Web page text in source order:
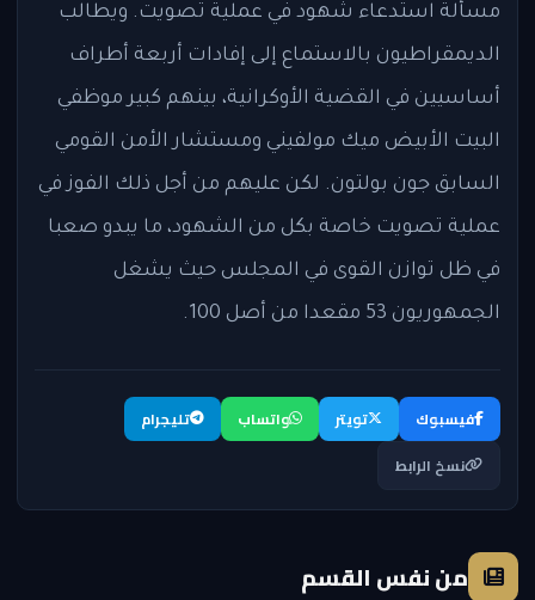
مسألة استدعاء شهود في عملية تصويت. ويطالب
الديمقراطيون بالاستماع إلى إفادات أربعة أطراف
أساسيين في القضية الأوكرانية، بينهم كبير موظفي
البيت الأبيض ميك مولفيني ومستشار الأمن القومي
السابق جون بولتون. لكن عليهم من أجل ذلك الفوز في
عملية تصويت خاصة بكل من الشهود، ما يبدو صعبا
في ظل توازن القوى في المجلس حيث يشغل
الجمهوريون 53 مقعدا من أصل 100.
فيسبوك تويتر واتساب
تليجرام
نسخ الرابط
من نفس القسم